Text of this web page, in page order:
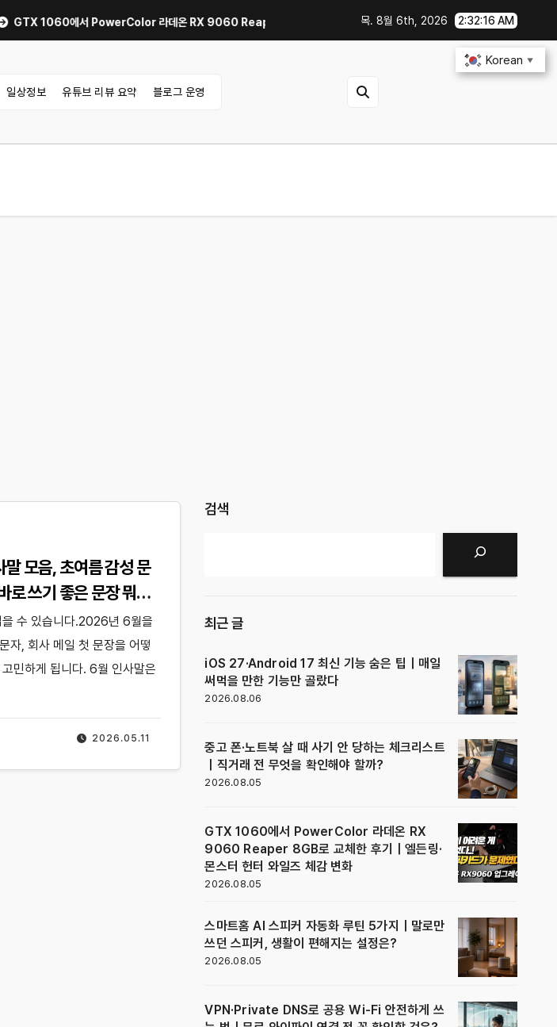
에서 PowerColor 라데온 RX 9060 Reaper 8GB로 교체한 후기｜엘든링·몬스터 헌터 와일즈 체감 변화
목. 8월 6th, 2026 2:32:17 AM
일상정보 유튜브 리뷰 요약 블로그 운영
모음, 초여름 감성 문
로 쓰기 좋은 문장 뭐가
2026.05.11
수 있습니다.2026년 6월을
자, 회사 메일 첫 문장을 어떻
민하게 됩니다. 6월 인사말은
검색
최근 글
iOS 27·Android 17 최신 기능 숨은 팁｜매일
써먹을 만한 기능만 골랐다
2026.08.06
중고 폰·노트북 살 때 사기 안 당하는 체크리스트
｜직거래 전 무엇을 확인해야 할까?
2026.08.05
GTX 1060에서 PowerColor 라데온 RX
9060 Reaper 8GB로 교체한 후기｜엘든링·
몬스터 헌터 와일즈 체감 변화
2026.08.05
스마트홈 AI 스피커 자동화 루틴 5가지｜말로만
쓰던 스피커, 생활이 편해지는 설정은?
2026.08.05
VPN·Private DNS로 공용 Wi-Fi 안전하게 쓰
Korean ▼